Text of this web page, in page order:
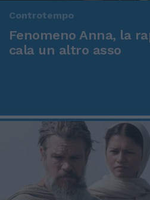
Controtempo
Fenomeno Anna, la
cala un altro asso